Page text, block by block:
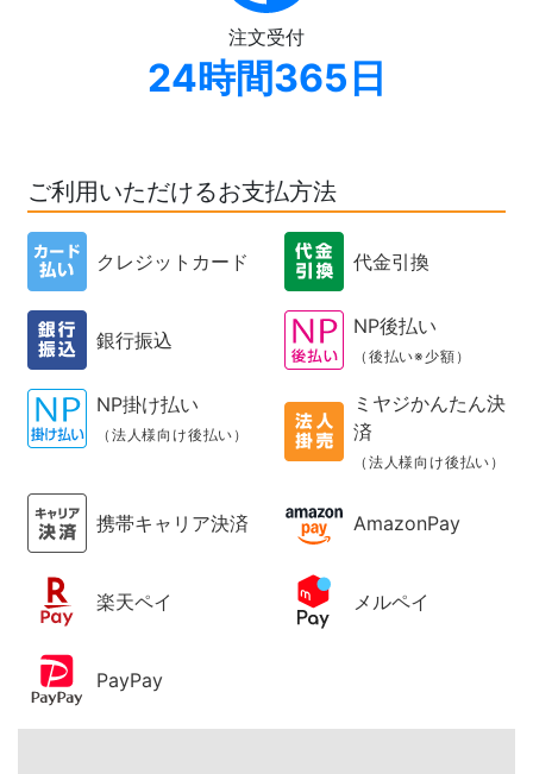
注文受付
24時間365日
ご利用いただけるお支払方法
クレジットカード 代金引換
銀行振込
NP後払い
（後払い※少額）
NP掛け払い
（法人様向け後払い）
ミヤジかんたん決
済
（法人様向け後払い）
携帯キャリア決済 AmazonPay
楽天ペイ メルペイ
PayPay